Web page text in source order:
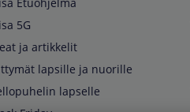
5G
ja artikkelit
lapsille ja nuorille
lapselle